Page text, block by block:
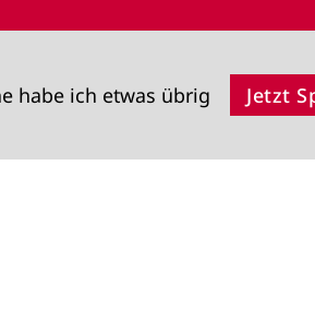
habe ich etwas übrig Jetzt